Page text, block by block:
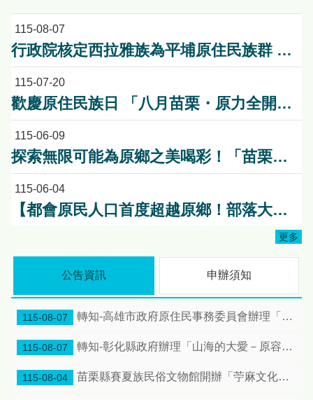
115-08-07
行政院核定西拉雅族為平埔原住民族群 盼望已久的重要時刻到來！8月13日起受理民族成員名冊登記
115-07-20
歡慶原住民族日 「八月苗栗・原力全開！」 原民八月系列活動熱情登場 傳統競技、特展、手作一次體驗
115-06-09
探索無限可能為原鄉之美喝彩！「苗栗原鄉嘉年華～High Fun 苗栗 Chill 起來」活動前記者會暨苗栗原鄉競賽頒獎典禮!
115-06-04
【都會原民人口首度超越原鄉！部落大學啟動「雙軌教育」新模式】
更多
公告資訊 申辦須知
115-08-07 轉知-高雄市政府原住民事務委員會辦理「115年高雄市原住民族運動會暨116年全國原住民族運動會選拔賽」活動簡章及各競賽項目技術手冊各1份
115-08-07 轉知-彰化縣政府辦理「山海的大愛－原容之美：第十屆台灣原住民海報雙年展」彰化縣原住民生活館巡迴特展
115-08-04 苗栗縣賽夏族民俗文物館開辦「苧麻文化人才培育」及「導覽人才研習課程」共同推廣在地原住民族文化傳承，邀請大家踴躍報名!